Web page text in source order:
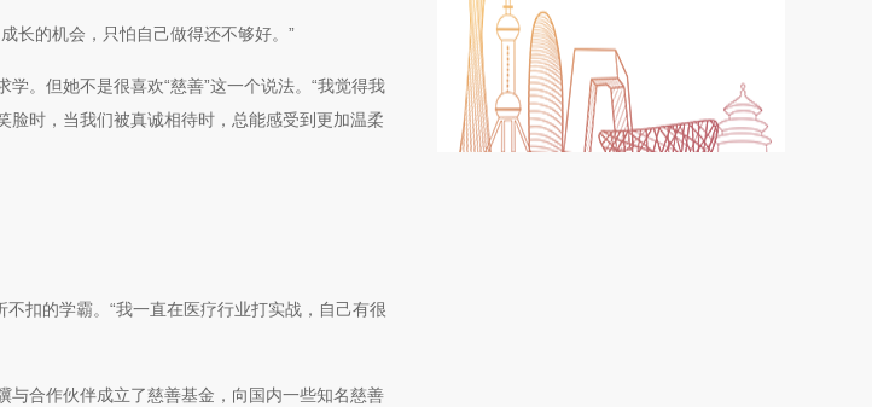
长的机会，只怕自己做得还不够好。”
。但她不是很喜欢“慈善”这一个说法。“我觉得我
时，当我们被真诚相待时，总能感受到更加温柔
扣的学霸。“我一直在医疗行业打实战，自己有很
与合作伙伴成立了慈善基金，向国内一些知名慈善